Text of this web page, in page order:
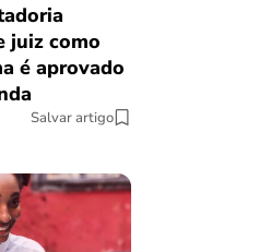
juiz como
é aprovado
Salvar artigo